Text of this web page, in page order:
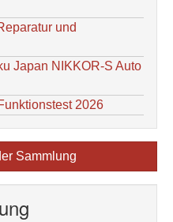
und
Japan NIKKOR-S Auto
2026
Sammlung